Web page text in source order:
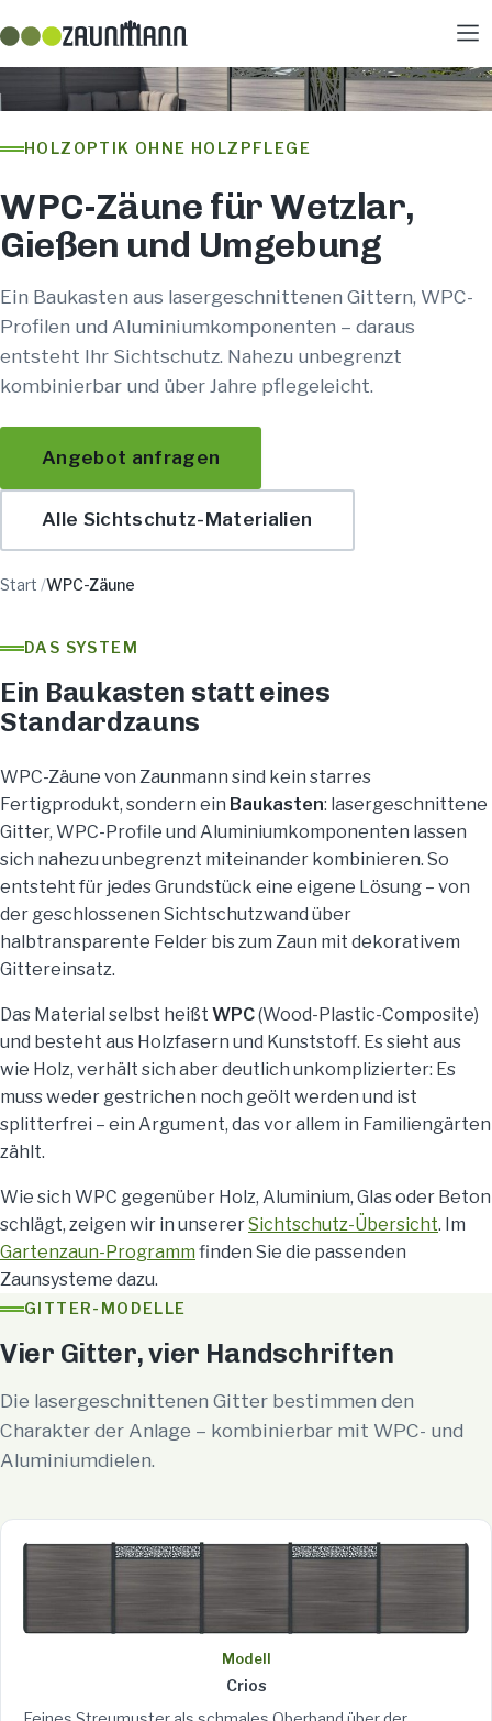
HOLZOPTIK OHNE HOLZPFLEGE
WPC-Zäune für Wetzlar,
Gießen und Umgebung
Ein Baukasten aus lasergeschnittenen Gittern, WPC-
Profilen und Aluminiumkomponenten – daraus
entsteht Ihr Sichtschutz. Nahezu unbegrenzt
kombinierbar und über Jahre pflegeleicht.
Angebot anfragen
Alle Sichtschutz-Materialien
Start /WPC-Zäune
DAS SYSTEM
Ein Baukasten statt eines
Standardzauns
WPC-Zäune von Zaunmann sind kein starres
Fertigprodukt, sondern ein Baukasten: lasergeschnittene
Gitter, WPC-Profile und Aluminiumkomponenten lassen
sich nahezu unbegrenzt miteinander kombinieren. So
entsteht für jedes Grundstück eine eigene Lösung – von
der geschlossenen Sichtschutzwand über
halbtransparente Felder bis zum Zaun mit dekorativem
Gittereinsatz.
Das Material selbst heißt WPC(Wood-Plastic-Composite)
und besteht aus Holzfasern und Kunststoff. Es sieht aus
wie Holz, verhält sich aber deutlich unkomplizierter: Es
muss weder gestrichen noch geölt werden und ist
splitterfrei – ein Argument, das vor allem in Familiengärten
zählt.
Wie sich WPC gegenüber Holz, Aluminium, Glas oder Beton
schlägt, zeigen wir in unsererSichtschutz-Übersicht. Im
Gartenzaun-Programm finden Sie die passenden
Zaunsysteme dazu.
GITTER-MODELLE
Vier Gitter, vier Handschriften
Die lasergeschnittenen Gitter bestimmen den
Charakter der Anlage – kombinierbar mit WPC- und
Aluminiumdielen.
Modell
Crios